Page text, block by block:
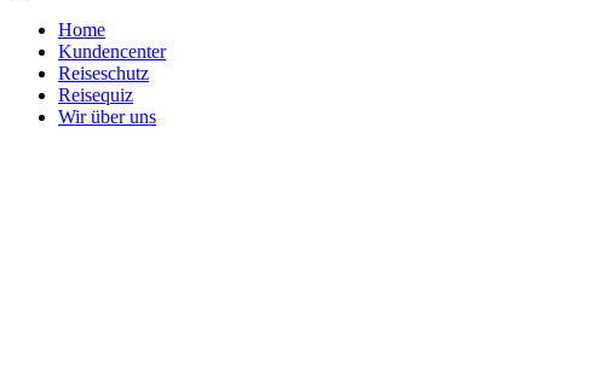
Home
Kundencenter
Reiseschutz
Reisequiz
Wir über uns